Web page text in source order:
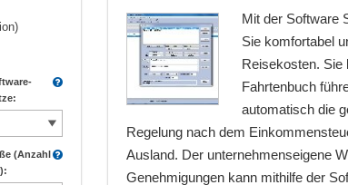
Mit der Software
Sie komfortabel
Reisekosten. Sie
Fahrtenbuch
automatisch die
Regelung nach dem
Ausland. Der unternehmenseigene
Genehmigungen kann mithilfe der
(Anzahl